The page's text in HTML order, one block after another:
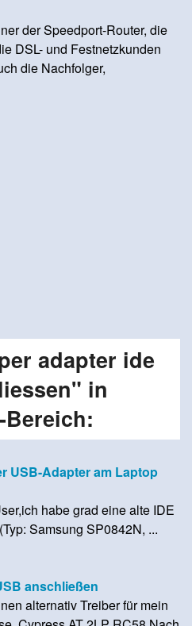
der Speedport-Router, die
DSL- und Festnetzkunden
die Nachfolger,
adapter ide
in
USB-Adapter am Laptop
habe grad eine alte IDE
Samsung SP0842N, ...
anschließen
alternativ Treiber für mein